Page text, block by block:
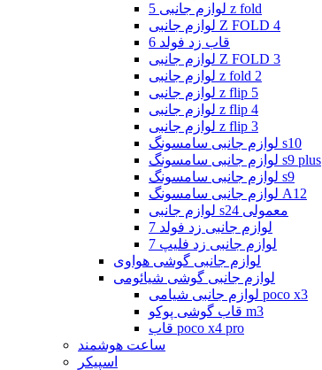
لوازم جانبی 5 z fold
لوازم جانبی Z FOLD 4
قاب زد فولد 6
لوازم جانبی Z FOLD 3
لوازم جانبی z fold 2
لوازم جانبی z flip 5
لوازم جانبی z flip 4
لوازم جانبی z flip 3
لوازم جانبی سامسونگ s10
لوازم جانبی سامسونگ s9 plus
لوازم جانبی سامسونگ s9
لوازم جانبی سامسونگ A12
لوازم جانبی s24 معمولی
لوازم جانبی زد فولد 7
لوازم جانبی زد فلیپ 7
لوازم جانبی گوشی هواوی
لوازم جانبی گوشی شیائومی
لوازم جانبی شیامی poco x3
قاب گوشی پوکو m3
قاب poco x4 pro
ساعت هوشمند
اسپیکر